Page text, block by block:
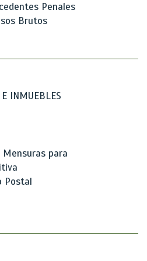
Penales
Brutos
INMUEBLES
para
Postal